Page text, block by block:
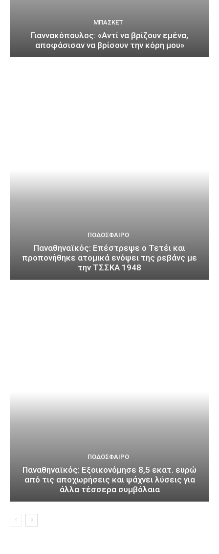
ΜΠΆΣΚΕΤ
Γιαννακόπουλος: «Αντί να βρίζουν εμένα,
αποφάσισαν να βρίσουν την κόρη μου»
ΠΟΔΌΣΦΑΙΡΟ
Παναθηναϊκός: Επέστρεψε ο Τετέι και
προπονήθηκε ατομικά ενόψει της ρεβάνς με
την ΤΣΣΚΑ 1948
ΠΟΔΌΣΦΑΙΡΟ
Παναθηναϊκός: Εξοικονόμησε 8,5 εκατ. ευρώ
από τις αποχωρήσεις και ψάχνει λύσεις για
άλλα τέσσερα συμβόλαια